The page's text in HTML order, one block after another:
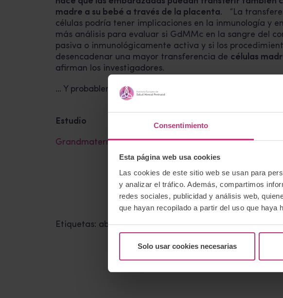
Consentimiento
Esta página web usa cookies
Las cookies de este sitio web se usan para
y analizar el tráfico. Además, compartimos
redes sociales, publicidad y análisis web,
que hayan recopilado a partir del uso que haya
Solo usar cookies necesarias
madre a su bebé a través de la placenta. “La
células podría tener implicaciones en la inmunología y
más análisis para evaluar si GdMMc en la sangre del
pasiva o inmunológicamente activa y si los
desencadenar una mayor transferencia de células
afirman los investigadores.
… Y probablemente otras funciones que ahora ni
Estudio
Grandmaternal cells in cord blood
Etiquetas: abuelas,microquimerismo